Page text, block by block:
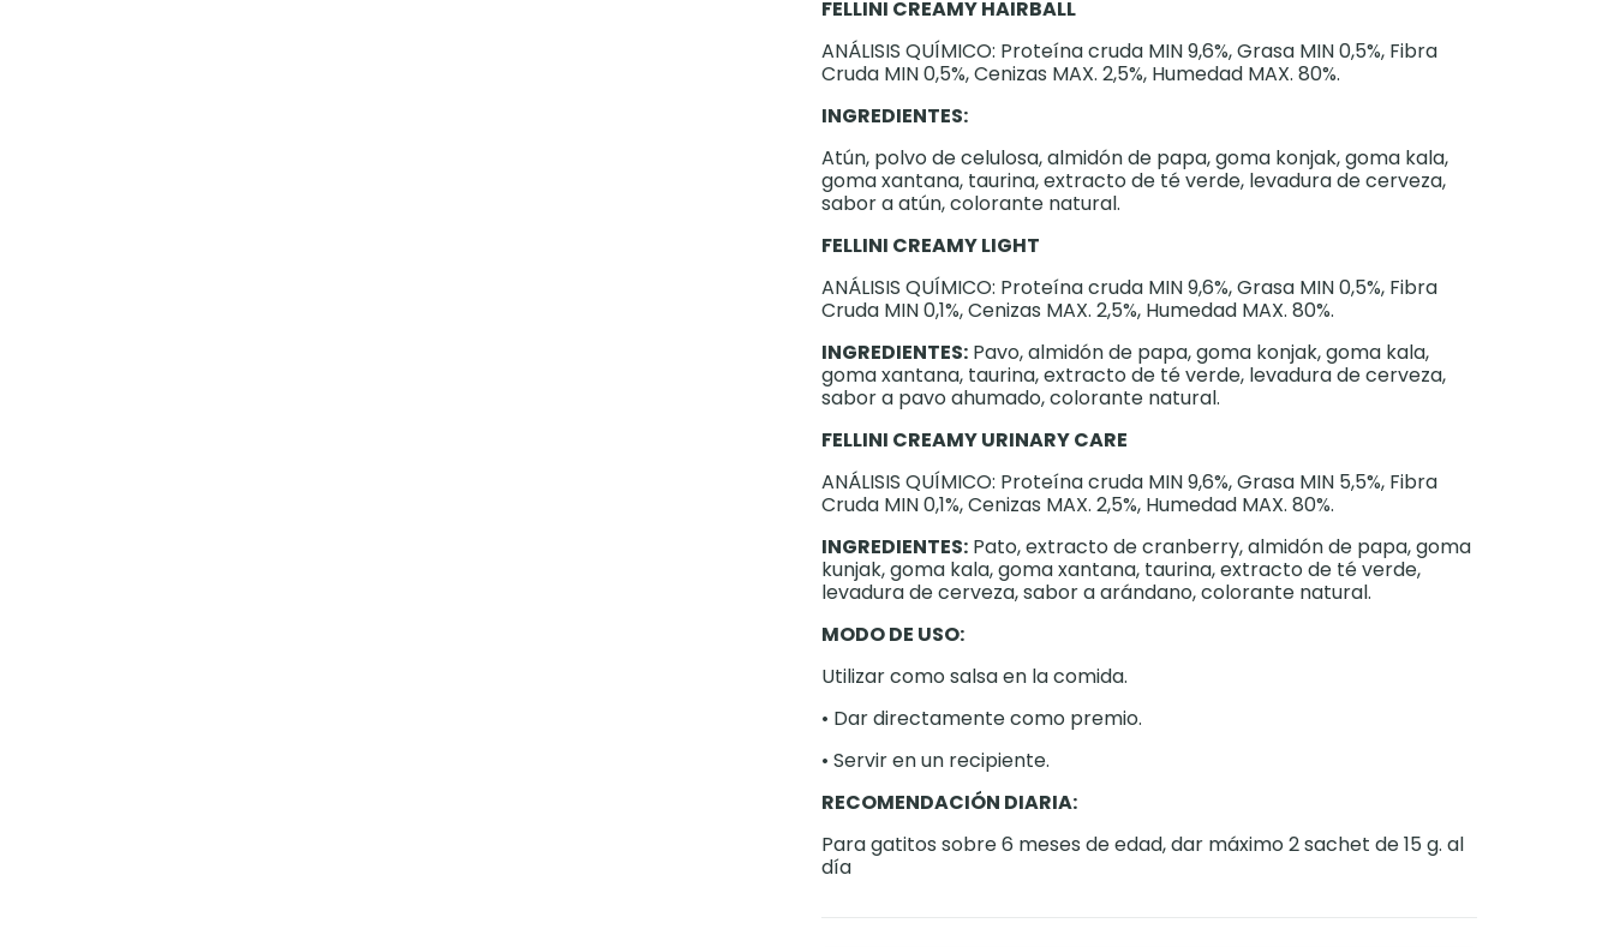
FELLINI CREAMY HAIRBALL
ANÁLISIS QUÍMICO: Proteína cruda MIN 9,6%, Grasa MIN 0,5%, Fibra
Cruda MIN 0,5%, Cenizas MAX. 2,5%, Humedad MAX. 80%.
INGREDIENTES:
Atún, polvo de celulosa, almidón de papa, goma konjak, goma kala,
goma xantana, taurina, extracto de té verde, levadura de cerveza,
sabor a atún, colorante natural.
FELLINI CREAMY LIGHT
ANÁLISIS QUÍMICO: Proteína cruda MIN 9,6%, Grasa MIN 0,5%, Fibra
Cruda MIN 0,1%, Cenizas MAX. 2,5%, Humedad MAX. 80%.
INGREDIENTES: Pavo, almidón de papa, goma konjak, goma kala,
goma xantana, taurina, extracto de té verde, levadura de cerveza,
sabor a pavo ahumado, colorante natural.
FELLINI CREAMY URINARY CARE
ANÁLISIS QUÍMICO: Proteína cruda MIN 9,6%, Grasa MIN 5,5%, Fibra
Cruda MIN 0,1%, Cenizas MAX. 2,5%, Humedad MAX. 80%.
INGREDIENTES: Pato, extracto de cranberry, almidón de papa, goma
kunjak, goma kala, goma xantana, taurina, extracto de té verde,
levadura de cerveza, sabor a arándano, colorante natural.
MODO DE USO:
Utilizar como salsa en la comida.
• Dar directamente como premio.
• Servir en un recipiente.
RECOMENDACIÓN DIARIA:
Para gatitos sobre 6 meses de edad, dar máximo 2 sachet de 15 g. al
día